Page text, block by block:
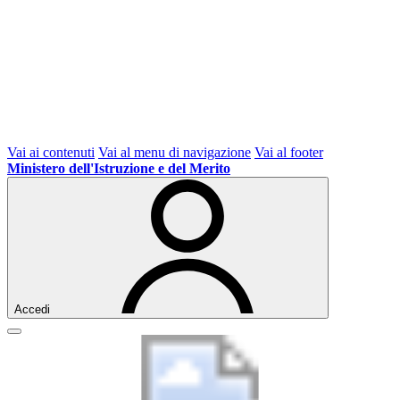
Vai ai contenuti Vai al menu di navigazione Vai al footer
Ministero dell'Istruzione e del Merito
Accedi